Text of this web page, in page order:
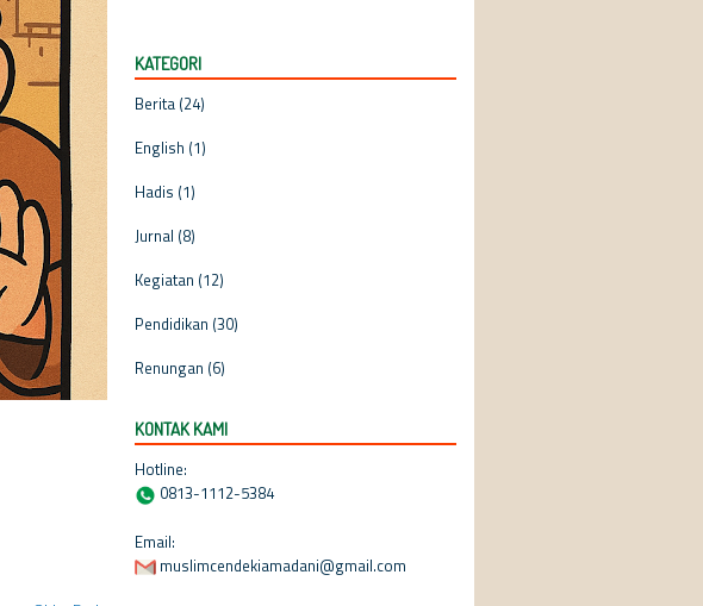
KATEGORI
Berita (24)
English (1)
Hadis (1)
Jurnal (8)
Kegiatan (12)
Pendidikan (30)
Renungan (6)
KONTAK KAMI
Hotline:
0813-1112-5384
Email:
muslimcendekiamadani@gmail.com